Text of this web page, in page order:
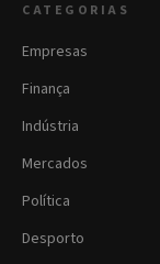
CATEGORIAS
Empresas
Finança
Indústria
Mercados
Política
Desporto